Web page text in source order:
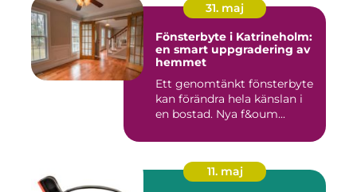
31. maj
Fönsterbyte i Katrineholm:
en smart uppgradering av
hemmet
Ett genomtänkt fönsterbyte
kan förändra hela känslan i
en bostad. Nya f&oum...
11. maj